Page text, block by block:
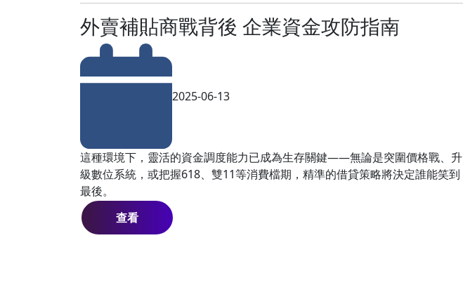
外賣補貼商戰背後 企業資金攻防指南
2025-06-13
這種環境下，靈活的資金調度能力已成為生存關鍵——無論是突圍價格戰、升
級數位系統，或把握618、雙11等消費檔期，精準的借貸策略將決定誰能笑到
最後。
查看